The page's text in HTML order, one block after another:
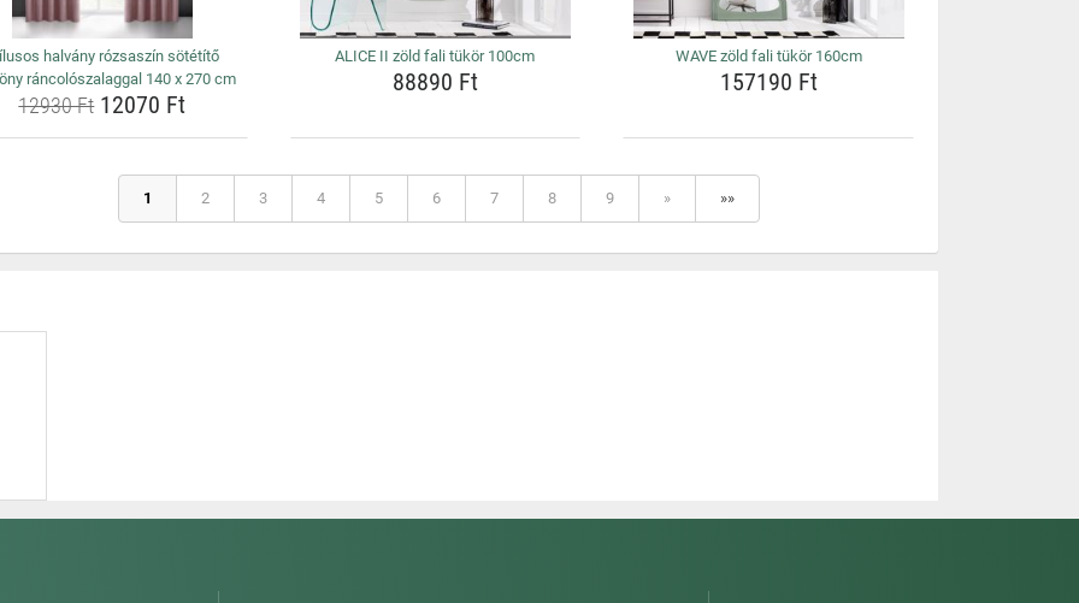
halvány rózsaszín sötétítő
ráncolószalaggal 140 x 270 cm
12930 Ft12070 Ft
ALICE II zöld fali tükör 100cm
88890 Ft
WAVE zöld fali tükör 160cm
157190 Ft
1 2 3 4 5 6 7 8 9 » »»